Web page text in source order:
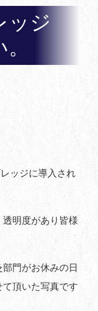
ッジ
ッジに導入され
明度があり皆様
門がお休みの日
頂いた写真です